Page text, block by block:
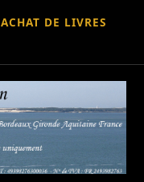
ACHAT DE LIVRES